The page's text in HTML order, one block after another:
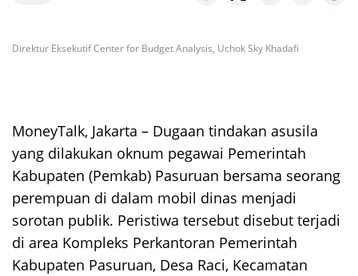
Direktur Eksekutif Center for Budget Analysis, Uchok Sky Khadafi
MoneyTalk, Jakarta – Dugaan tindakan asusila
yang dilakukan oknum pegawai Pemerintah
Kabupaten (Pemkab) Pasuruan bersama seorang
perempuan di dalam mobil dinas menjadi
sorotan publik. Peristiwa tersebut disebut terjadi
di area Kompleks Perkantoran Pemerintah
Kabupaten Pasuruan, Desa Raci, Kecamatan